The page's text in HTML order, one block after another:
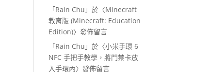
「Rain Chu 」於〈Minecraft
教育版 (Minecraft: Education
Edition)〉發佈留言
「Rain Chu 」於〈小米手環 6
NFC 手把手教學，將門禁卡放
入手環內〉發佈留言